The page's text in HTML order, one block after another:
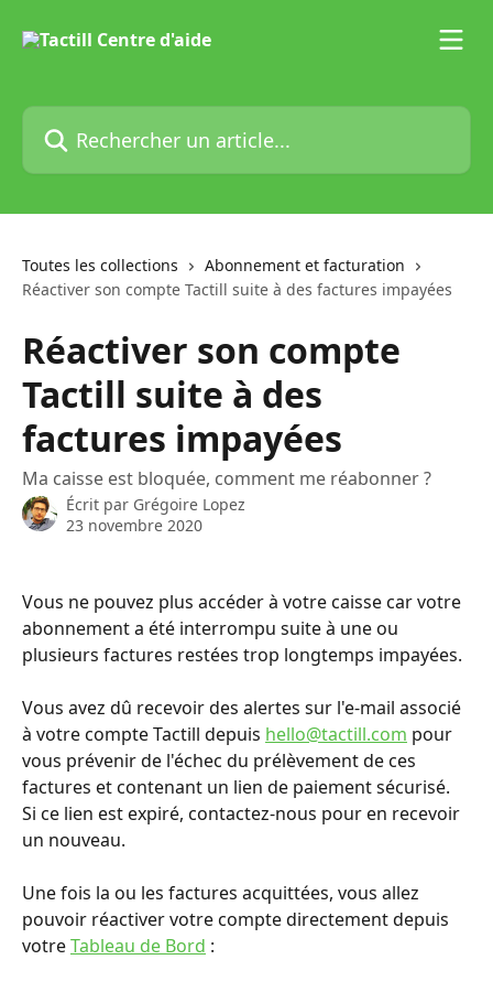
Rechercher un article...
Toutes les collections
Abonnement et facturation
Réactiver son compte Tactill suite à des factures impayées
Réactiver son compte
Tactill suite à des
factures impayées
Ma caisse est bloquée, comment me réabonner ?
Écrit par Grégoire Lopez
23 novembre 2020
Vous ne pouvez plus accéder à votre caisse car votre
abonnement a été interrompu suite à une ou
plusieurs factures restées trop longtemps impayées.
Vous avez dû recevoir des alertes sur l'e-mail associé
à votre compte Tactill depuis hello@tactill.com pour
vous prévenir de l'échec du prélèvement de ces
factures et contenant un lien de paiement sécurisé.
Si ce lien est expiré, contactez-nous pour en recevoir
un nouveau.
Une fois la ou les factures acquittées, vous allez
pouvoir réactiver votre compte directement depuis
votre Tableau de Bord :